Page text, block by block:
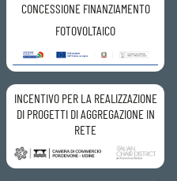
CONCESSIONE FINANZIAMENTO
FOTOVOLTAICO
INCENTIVO PER LA REALIZZAZIONE
DI PROGETTI DI AGGREGAZIONE IN
RETE